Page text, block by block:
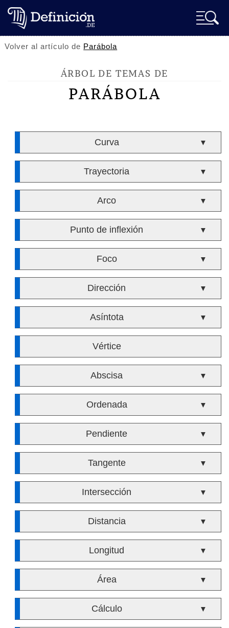
Volver al artículo de Parábola
ÁRBOL DE TEMAS DE
PARÁBOLA
Curva ▼
Trayectoria ▼
Arco ▼
Punto de inflexión ▼
Foco ▼
Dirección ▼
Asíntota ▼
Vértice
Abscisa ▼
Ordenada ▼
Pendiente ▼
Tangente ▼
Intersección ▼
Distancia ▼
Longitud ▼
Área ▼
Cálculo ▼